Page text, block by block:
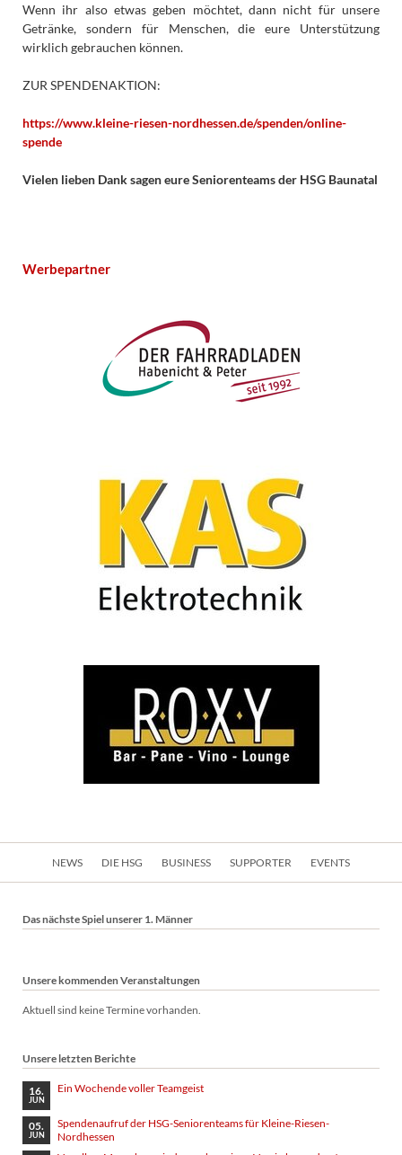
Wenn ihr also etwas geben möchtet, dann nicht für unsere
Getränke, sondern für Menschen, die eure Unterstützung
wirklich gebrauchen können.
ZUR SPENDENAKTION:
https://www.kleine-riesen-nordhessen.de/spenden/online-
spende
Vielen lieben Dank sagen eure Seniorenteams der HSG Baunatal
Werbepartner
NEWS DIE HSG BUSINESS SUPPORTER EVENTS
Das nächste Spiel unserer 1. Männer
Unsere kommenden Veranstaltungen
Aktuell sind keine Termine vorhanden.
Unsere letzten Berichte
16.
JUN
Ein Wochende voller Teamgeist
05.
JUN
Spendenaufruf der HSG-Seniorenteams für Kleine-Riesen-
Nordhessen